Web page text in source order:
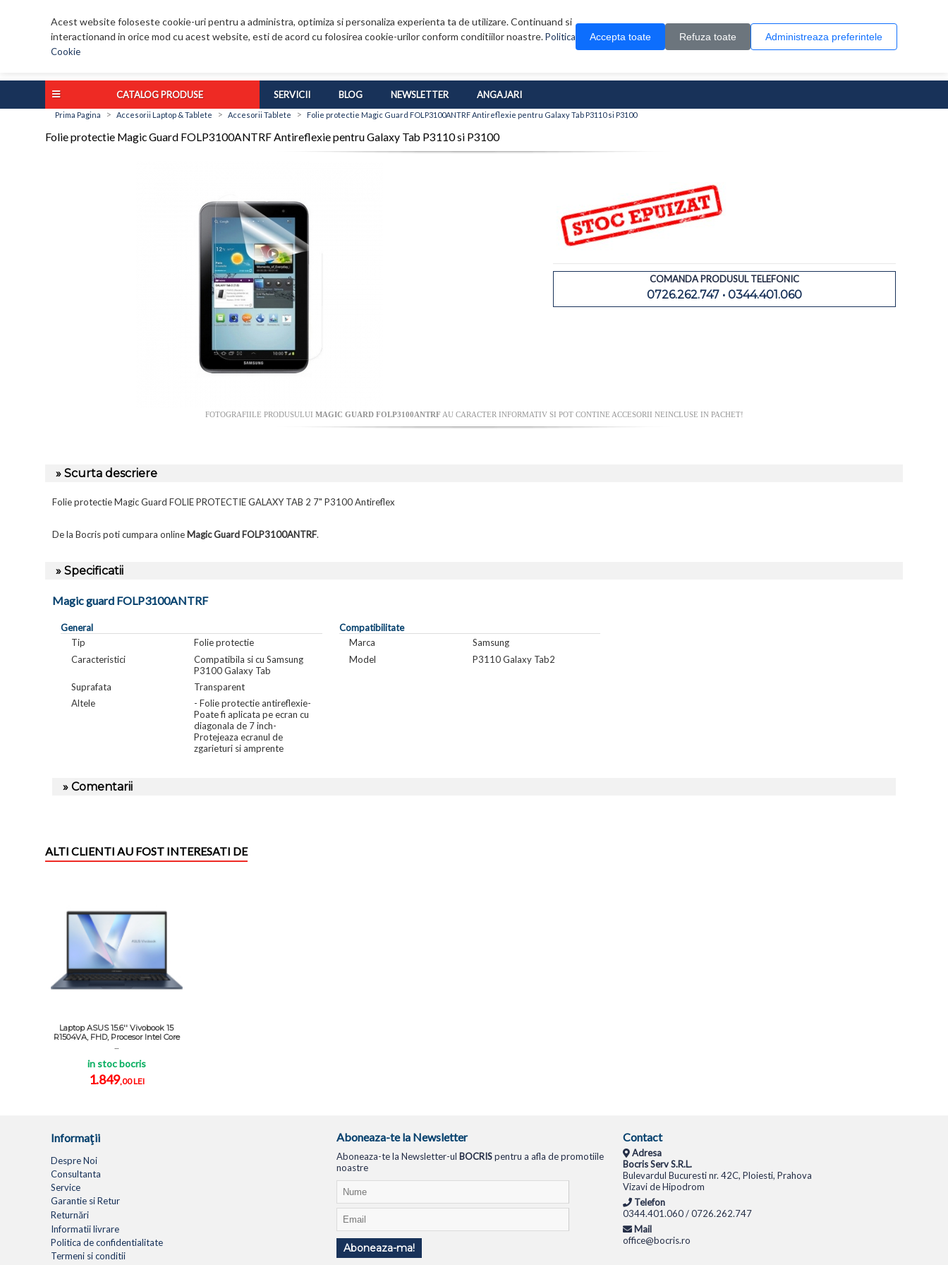
Acest website foloseste cookie-uri pentru a administra, optimiza si personaliza experienta ta de utilizare. Continuand si
interactionand in orice mod cu acest website, esti de acord cu folosirea cookie-urilor conform conditiilor noastre.Politica
Cookie
Accepta toate Refuza toate Administreaza preferintele
0 produs(e)
CATALOG PRODUSE SERVICII BLOG NEWSLETTER ANGAJARI
Prima Pagina > Accesorii Laptop & Tablete > Accesorii Tablete > Folie protectie Magic Guard FOLP3100ANTRF Antireflexie pentru Galaxy Tab P3110 si P3100
Folie protectie Magic Guard FOLP3100ANTRF Antireflexie pentru Galaxy Tab P3110 si P3100
COMANDA PRODUSUL TELEFONIC
0726.262.747 • 0344.401.060
FOTOGRAFIILE PRODUSULUI MAGIC GUARD FOLP3100ANTRF AU CARACTER INFORMATIV SI POT CONTINE ACCESORII NEINCLUSE IN PACHET!
» Scurta descriere
Folie protectie Magic Guard FOLIE PROTECTIE GALAXY TAB 2 7" P3100 Antireflex
De la Bocris poti cumpara online Magic Guard FOLP3100ANTRF.
» Specificatii
Magic guard FOLP3100ANTRF
General
Tip
Folie protectie
Caracteristici
Compatibila si cu Samsung
P3100 Galaxy Tab
Suprafata
Transparent
Altele
- Folie protectie antireflexie-
Poate fi aplicata pe ecran cu
diagonala de 7 inch-
Protejeaza ecranul de
zgarieturi si amprente
Compatibilitate
Marca
Samsung
Model
P3110 Galaxy Tab2
» Comentarii
ALTI CLIENTI AU FOST INTERESATI DE
Laptop ASUS 15.6'' Vivobook 15
R1504VA, FHD, Procesor Intel Core
in stoc bocris
1.849,00 LEI
Informaţii
Despre Noi
Consultanta
Service
Garantie si Retur
Returnări
Informatii livrare
Politica de confidentialitate
Termeni si conditii
Aboneaza-te la Newsletter
Aboneaza-te la Newsletter-ul BOCRISpentru a afla de promotiile
noastre
Aboneaza-ma!
Contact
Adresa
Bocris Serv S.R.L.
Bulevardul Bucuresti nr. 42C, Ploiesti, Prahova
Vizavi de Hipodrom
Telefon
0344.401.060 / 0726.262.747
Mail
office@bocris.ro